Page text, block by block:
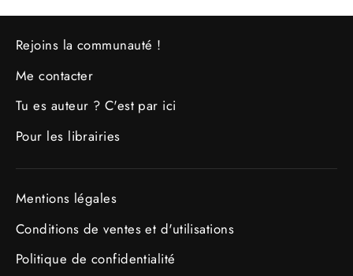
Rejoins la communauté !
Me contacter
Tu es auteur ? C'est par ici
Pour les librairies
Mentions légales
Conditions de ventes et d'utilisations
Politique de confidentialité